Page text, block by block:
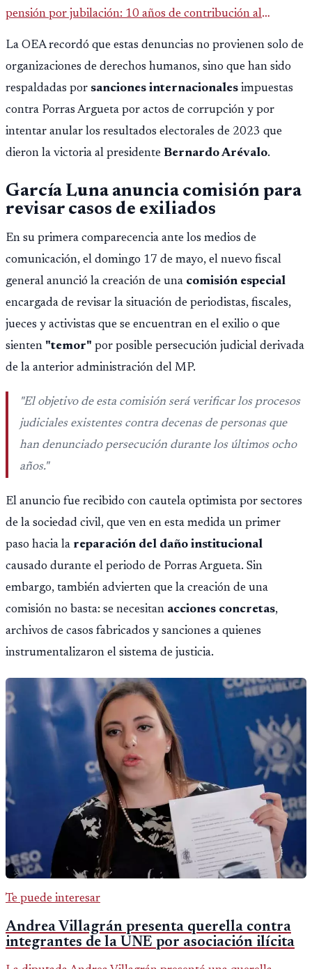
pensión por jubilación: 10 años de contribución al
La OEA recordó que estas denuncias no provienen solo de
organizaciones de derechos humanos, sino que han sido
respaldadas por sanciones internacionales impuestas
contra Porras Argueta por actos de corrupción y por
intentar anular los resultados electorales de 2023 que
dieron la victoria al presidente Bernardo Arévalo.
García Luna anuncia comisión para
revisar casos de exiliados
En su primera comparecencia ante los medios de
comunicación, el domingo 17 de mayo, el nuevo fiscal
general anunció la creación de una comisión especial
encargada de revisar la situación de periodistas, fiscales,
jueces y activistas que se encuentran en el exilio o que
sienten "temor" por posible persecución judicial derivada
de la anterior administración del MP.
"El objetivo de esta comisión será verificar los procesos
judiciales existentes contra decenas de personas que
han denunciado persecución durante los últimos ocho
años."
El anuncio fue recibido con cautela optimista por sectores
de la sociedad civil, que ven en esta medida un primer
paso hacia la reparación del daño institucional
causado durante el periodo de Porras Argueta. Sin
embargo, también advierten que la creación de una
comisión no basta: se necesitan acciones concretas,
archivos de casos fabricados y sanciones a quienes
instrumentalizaron el sistema de justicia.
Te puede interesar
Andrea Villagrán presenta querella contra
integrantes de la UNE por asociación ilícita